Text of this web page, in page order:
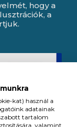
hogy a
a
kat) használ a
adatainak
tartalom
valamint